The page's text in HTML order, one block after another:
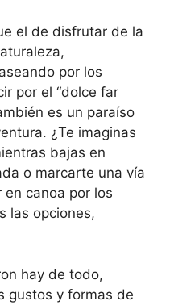
el de disfrutar de la
por los
por el “dolce far
es un paraíso
¿Te imaginas
bajas en
o marcarte una vía
canoa por los
las opciones,
hay de todo,
gustos y formas de